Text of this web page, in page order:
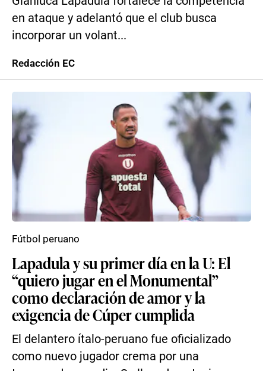
en ataque y adelantó que el club busca
incorporar un volant...
Redacción EC
Lapadula y su primer día en la U: El
“quiero jugar en el Monumental”
como declaración de amor y la
exigencia de Cúper cumplida
El delantero ítalo-peruano fue oficializado
como nuevo jugador crema por una
Fútbol peruano